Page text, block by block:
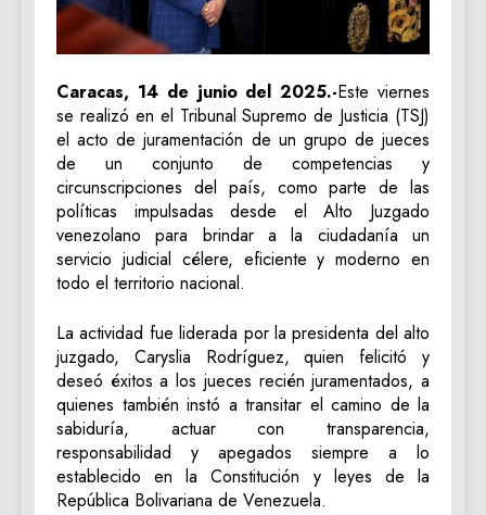
Caracas, 14 de junio del 2025.-Este viernes
se realizó en el Tribunal Supremo de Justicia (TSJ)
el acto de juramentación de un grupo de jueces
de un conjunto de competencias y
circunscripciones del país, como parte de las
políticas impulsadas desde el Alto Juzgado
venezolano para brindar a la ciudadanía un
servicio judicial célere, eficiente y moderno en
todo el territorio nacional.
La actividad fue liderada por la presidenta del alto
juzgado, Caryslia Rodríguez, quien felicitó y
deseó éxitos a los jueces recién juramentados, a
quienes también instó a transitar el camino de la
sabiduría, actuar con transparencia,
responsabilidad y apegados siempre a lo
establecido en la Constitución y leyes de la
República Bolivariana de Venezuela.